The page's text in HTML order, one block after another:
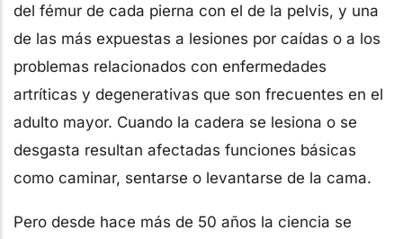
del fémur de cada pierna con el de la pelvis, y una
de las más expuestas a lesiones por caídas o a los
problemas relacionados con enfermedades
artríticas y degenerativas que son frecuentes en el
adulto mayor. Cuando la cadera se lesiona o se
desgasta resultan afectadas funciones básicas
como caminar, sentarse o levantarse de la cama.
Pero desde hace más de 50 años la ciencia se